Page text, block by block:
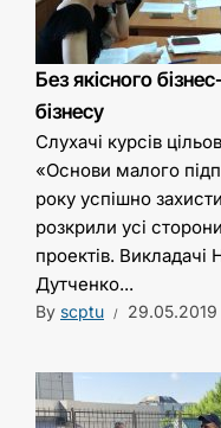
Без якісного
бізнесу
Слухачі курсів
«Основи малого
року успішно
розкрили усі
проектів.
Дутченко...
By scptu 29.05.2019